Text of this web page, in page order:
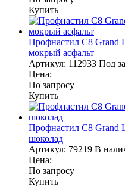
Купить
Профнастил С8 Grand
мокрый асфальт
Артикул: 112933 Под
Цена:
По запросу
Купить
Профнастил С8 Grand
шоколад
Артикул: 79219 В
Цена:
По запросу
Купить